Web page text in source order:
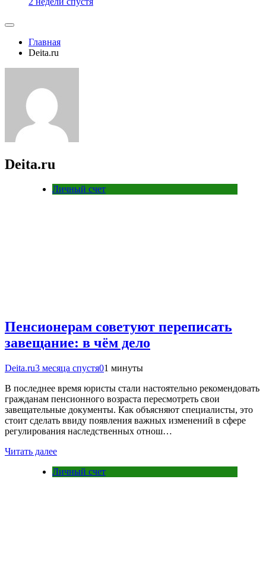
Главная
Deita.ru
Deita.ru
Личный счет
Пенсионерам советуют переписать
завещание: в чём дело
Deita.ru3 месяца спустя01 минуты
В последнее время юристы стали настоятельно рекомендовать
гражданам пенсионного возраста пересмотреть свои
завещательные документы. Как объясняют специалисты, это
стоит сделать ввиду появления важных изменений в сфере
регулирования наследственных отнош…
Читать далее
Личный счет